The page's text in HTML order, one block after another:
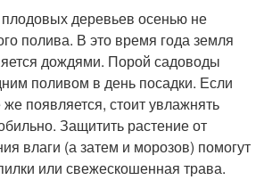
деревьев осенью не
полива. В это время года земля
дождями. Порой садоводы
поливом в день посадки. Если
появляется, стоит увлажнять
Защитить растение от
влаги (а затем и морозов) помогут
или свежескошенная трава.